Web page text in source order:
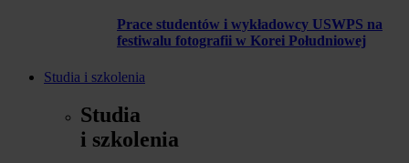
Prace studentów i wykładowcy USWPS na
festiwalu fotografii w Korei Południowej
Studia i szkolenia
Studia
i szkolenia